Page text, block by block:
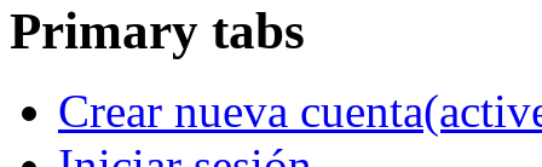
Primary tabs
Crear nueva cuenta